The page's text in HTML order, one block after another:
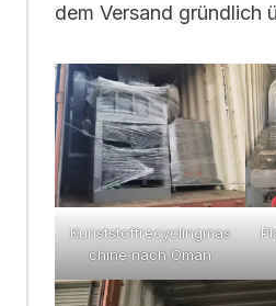
dem Versand gründlich
Kunststoffrecyclingmas
chine nach Oman